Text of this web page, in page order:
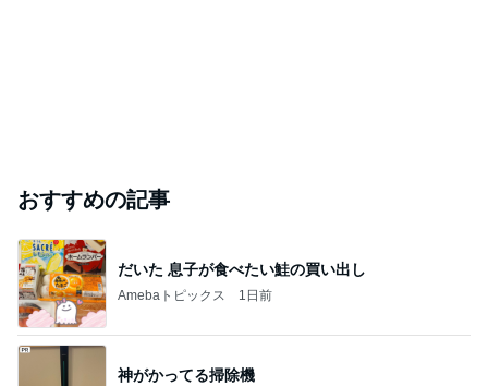
おすすめの記事
だいた 息子が食べたい鮭の買い出し
Amebaトピックス 1日前
神がかってる掃除機